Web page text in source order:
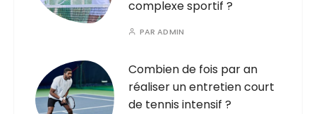
complexe sportif ?
PARADMIN
Combien de fois par an
réaliser un entretien court
de tennis intensif ?